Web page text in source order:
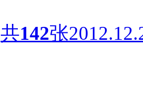
共142张